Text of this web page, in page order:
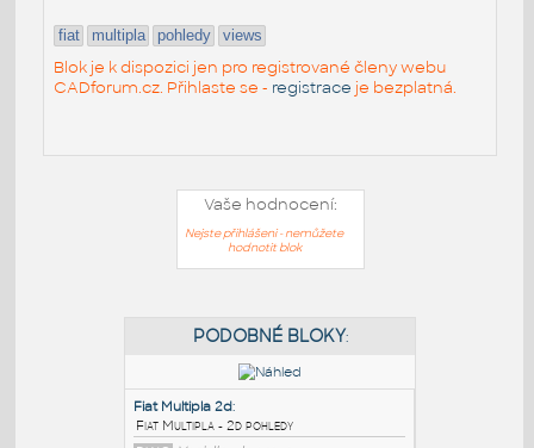
fiat multipla pohledy views
Blok je k dispozici jen pro registrované členy webu
CADforum.cz. Přihlaste se - registrace je bezplatná.
Vaše hodnocení:
Nejste přihlášeni - nemůžete
hodnotit blok